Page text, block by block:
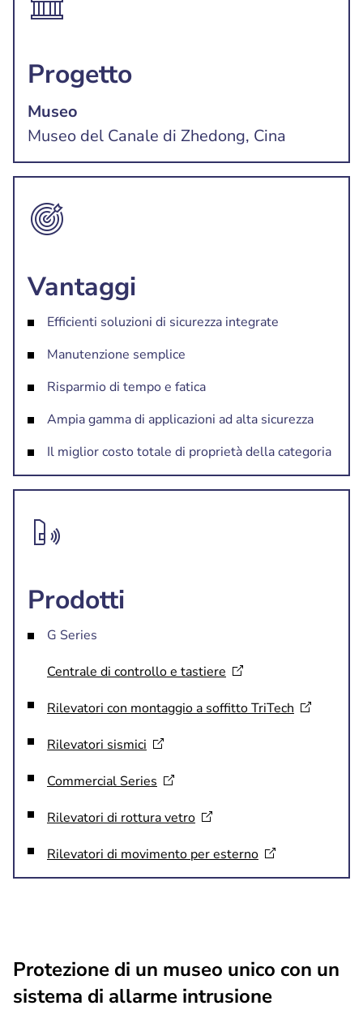
Progetto
Museo
Museo del Canale di Zhedong, Cina
Vantaggi
Efficienti soluzioni di sicurezza integrate
Manutenzione semplice
Risparmio di tempo e fatica
Ampia gamma di applicazioni ad alta sicurezza
Il miglior costo totale di proprietà della categoria
Prodotti
G Series
Centrale di controllo e tastiere
Rilevatori con montaggio a soffittoTriTech
Rilevatori sismici
Commercial Series
Rilevatori di rotturavetro
Rilevatori di movimento peresterno
Protezione di un museo unico con un
sistema di allarme intrusione